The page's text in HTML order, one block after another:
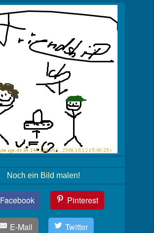
Noch ein Bild malen!
Facebook Pinterest
E-Mail Twitter